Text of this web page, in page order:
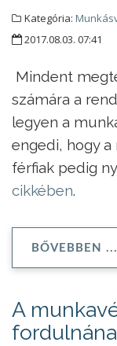
Kategória:
2017.08.03. 07:41
Mindent
számára a
legyen a
engedi, hogy a
férfiak pedig
cikkében.
BŐVEBBEN ...
A